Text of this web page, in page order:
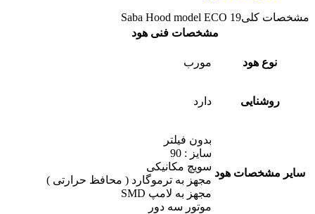
مشخصات کلیSaba Hood model ECO 19
مشخصات فنی هود
نوع هود مورب
روشنایی دارد
سایر مشخصات هود
بدون فیلتر
سایز : 90
سویچ مکانیکی
مجهز به ترموگارد ( محافظ حرارتی )
مجهز به لامپ SMD
موتور سه دور